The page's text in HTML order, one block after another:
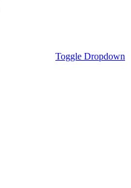
Toggle Dropdown